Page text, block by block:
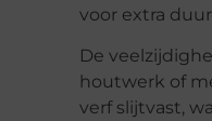
voor extra
De
houtwerk of
verf slijtvast,